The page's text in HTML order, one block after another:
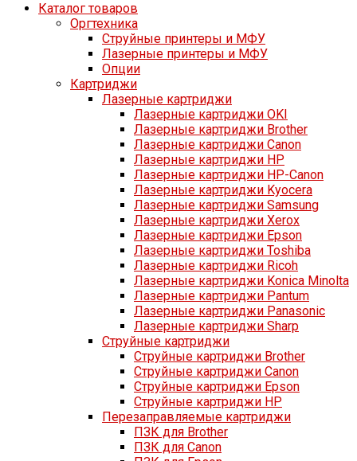
Каталог товаров
Оргтехника
Струйные принтеры и МФУ
Лазерные принтеры и МФУ
Опции
Картриджи
Лазерные картриджи
Лазерные картриджи OKI
Лазерные картриджи Brother
Лазерные картриджи Canon
Лазерные картриджи HP
Лазерные картриджи HP-Canon
Лазерные картриджи Kyocera
Лазерные картриджи Samsung
Лазерные картриджи Xerox
Лазерные картриджи Epson
Лазерные картриджи Toshiba
Лазерные картриджи Ricoh
Лазерные картриджи Konica Minolta
Лазерные картриджи Pantum
Лазерные картриджи Panasonic
Лазерные картриджи Sharp
Струйные картриджи
Струйные картриджи Brother
Струйные картриджи Canon
Струйные картриджи Epson
Струйные картриджи HP
Перезаправляемые картриджи
ПЗК для Brother
ПЗК для Canon